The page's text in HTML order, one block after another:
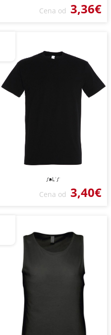
Cena od 3,36€
Cena od 3,40€